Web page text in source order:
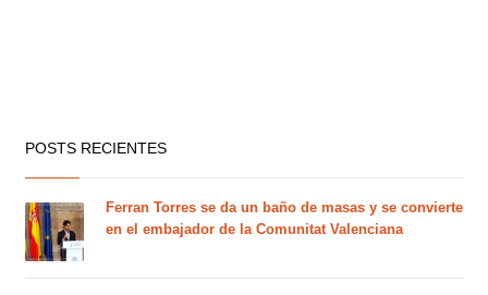
POSTS RECIENTES
Ferran Torres se da un baño de masas y se convierte
en el embajador de la Comunitat Valenciana